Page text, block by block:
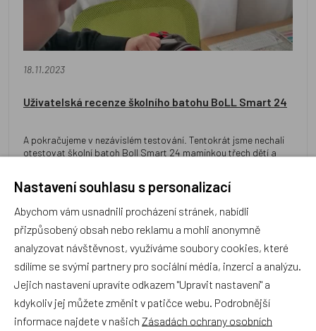
18.11.2023
Uživatelská recenze školního batohu BoLL Smart 24
A pokračujeme v nezávislém testování. Tentokrát jsme nechali
otestovat školní batoh Boll Smart 24 maminkou třech dětí a
jejich recenzi
Nastavení souhlasu s personalizací
Abychom vám usnadnili procházení stránek, nabídli
přizpůsobený obsah nebo reklamu a mohli anonymně
analyzovat návštěvnost, využíváme soubory cookies, které
sdílíme se svými partnery pro sociální média, inzerci a analýzu.
Jejich nastavení upravíte odkazem "Upravit nastavení" a
kdykoliv jej můžete změnit v patičce webu. Podrobnější
informace najdete v našich Zásadách ochrany osobních